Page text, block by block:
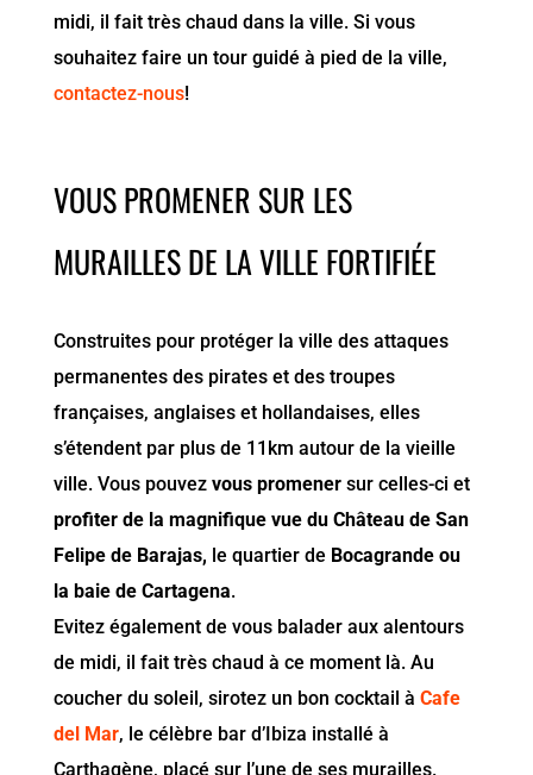
midi, il fait très chaud dans la ville. Si vous
souhaitez faire un tour guidé à pied de la ville,
contactez-nous!
VOUS PROMENER SUR LES
MURAILLES DE LA VILLE FORTIFIÉE
Construites pour protéger la ville des attaques
permanentes des pirates et des troupes
françaises, anglaises et hollandaises, elles
s’étendent par plus de 11km autour de la vieille
ville. Vous pouvez vous promenersur celles-ci et
profiter de la magnifique vue du Château de San
Felipe de Barajas, le quartier de Bocagrande ou
la baie de Cartagena.
Evitez également de vous balader aux alentours
de midi, il fait très chaud à ce moment là. Au
coucher du soleil, sirotez un bon cocktail à Cafe
del Mar, le célèbre bar d’Ibiza installé à
Carthagène, placé sur l’une de ses murailles.